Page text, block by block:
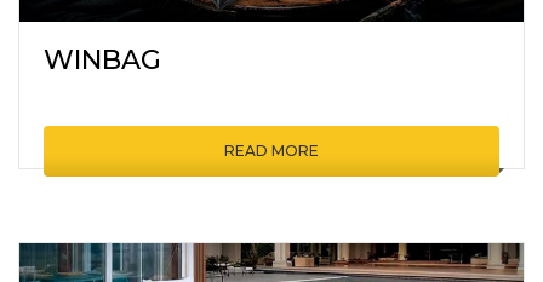
WINBAG
READ MORE